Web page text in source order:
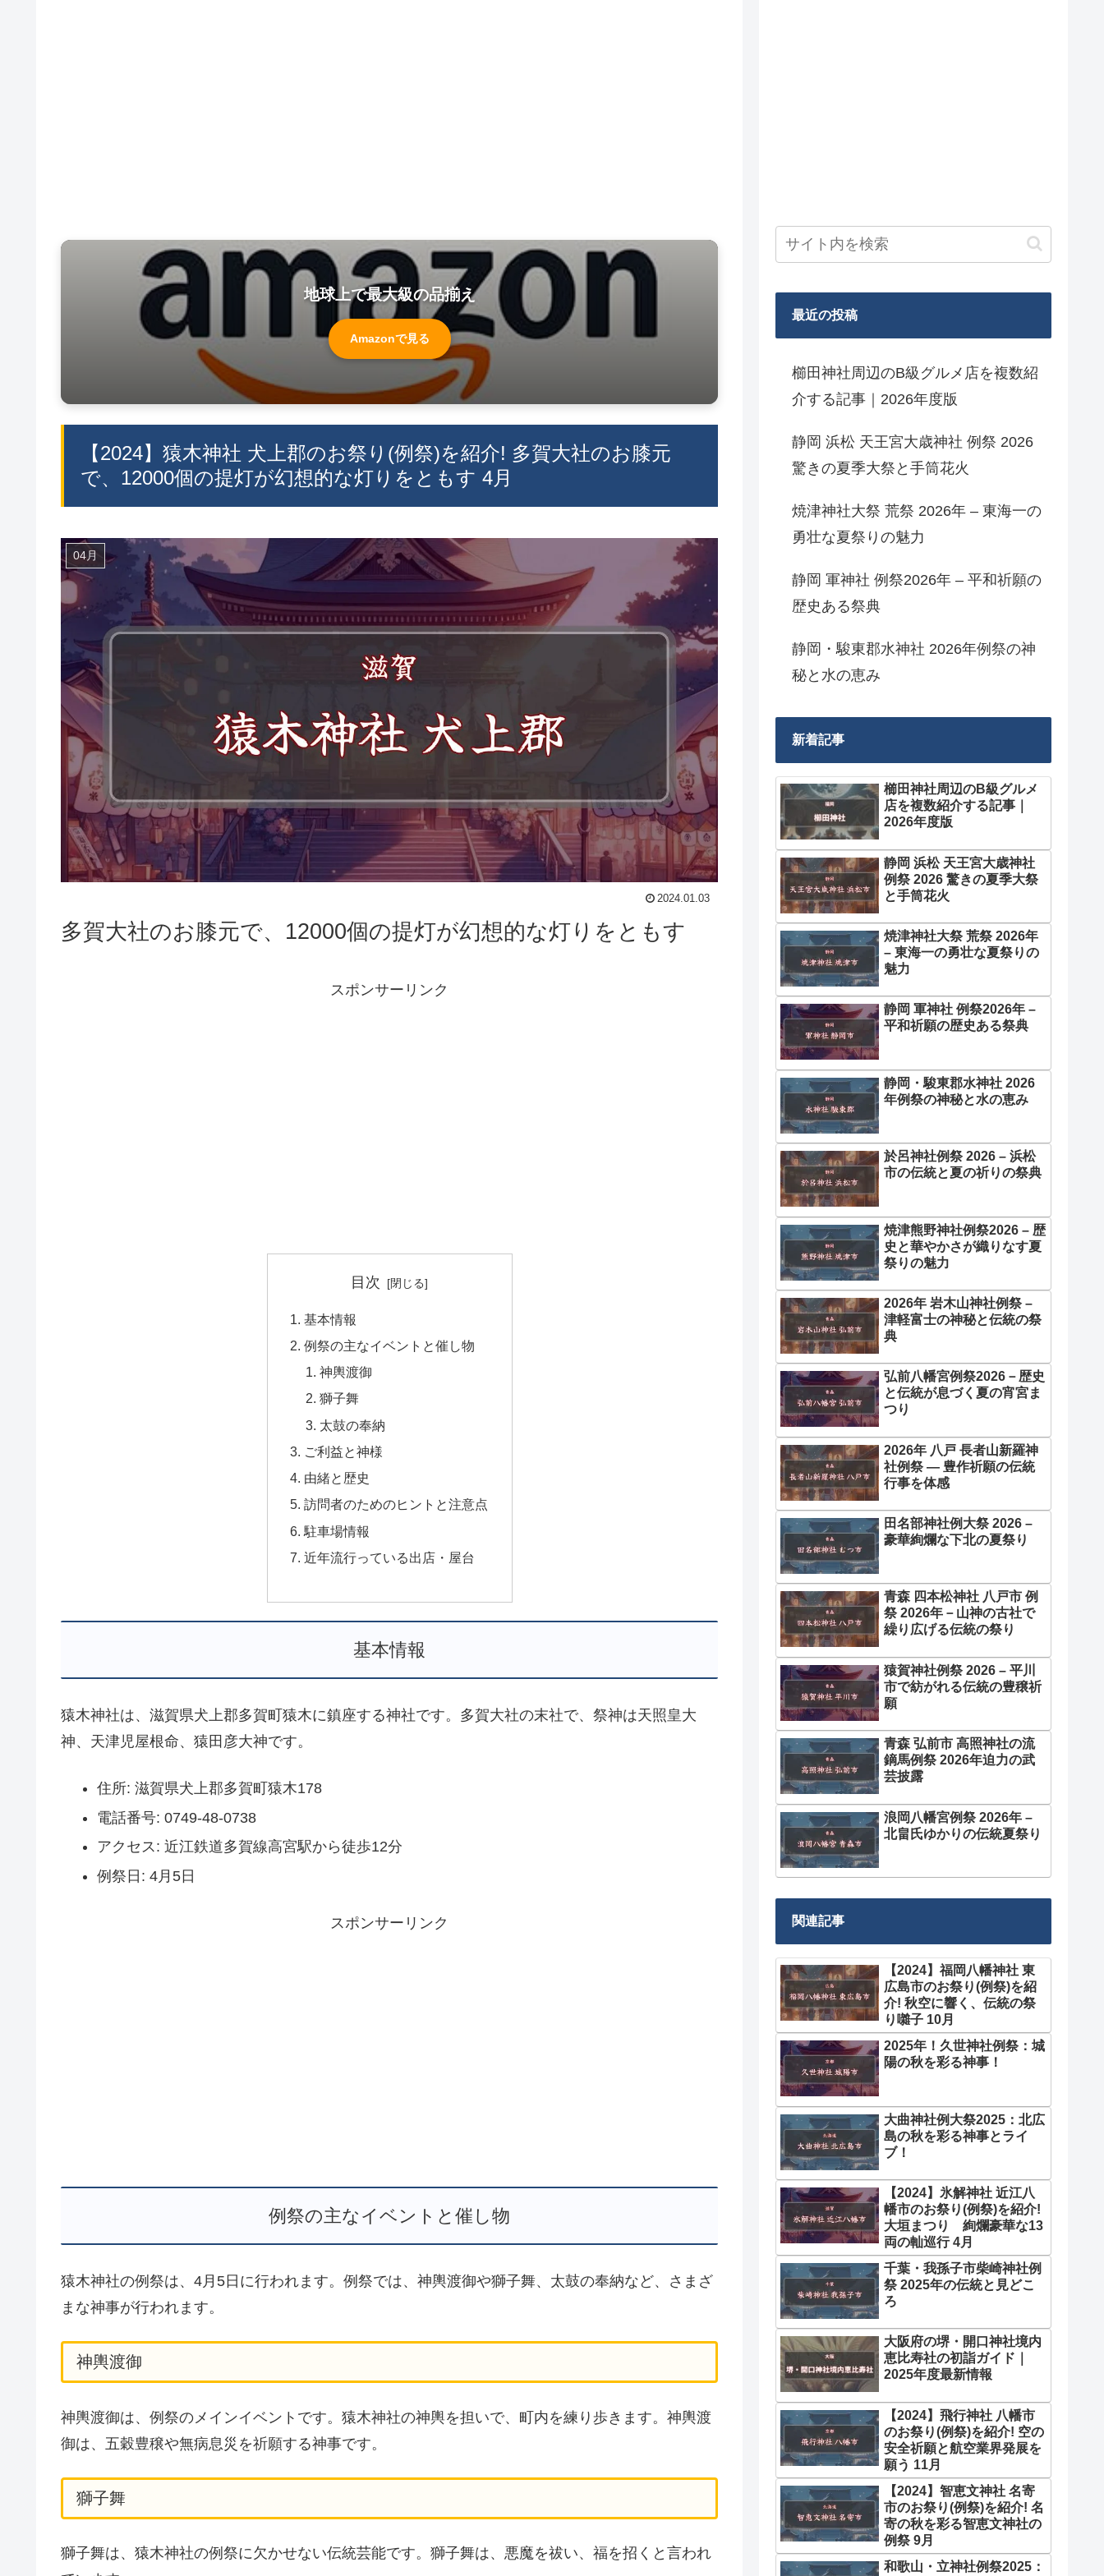
地球上で最大級の品揃え
Amazonで見る
【2024】猿木神社 犬上郡のお祭り(例祭)を紹介! 多賀大社のお膝元
で、12000個の提灯が幻想的な灯りをともす 4月
04月
2024.01.03
多賀大社のお膝元で、12000個の提灯が幻想的な灯りをともす
スポンサーリンク
目次
基本情報
例祭の主なイベントと催し物
神輿渡御
獅子舞
太鼓の奉納
ご利益と神様
由緒と歴史
訪問者のためのヒントと注意点
駐車場情報
近年流行っている出店・屋台
基本情報
猿木神社は、滋賀県犬上郡多賀町猿木に鎮座する神社です。多賀大社の末社で、祭神は天照皇大
神、天津児屋根命、猿田彦大神です。
住所: 滋賀県犬上郡多賀町猿木178
電話番号: 0749-48-0738
アクセス: 近江鉄道多賀線高宮駅から徒歩12分
例祭日: 4月5日
スポンサーリンク
例祭の主なイベントと催し物
猿木神社の例祭は、4月5日に行われます。例祭では、神輿渡御や獅子舞、太鼓の奉納など、さまざ
まな神事が行われます。
神輿渡御
神輿渡御は、例祭のメインイベントです。猿木神社の神輿を担いで、町内を練り歩きます。神輿渡
御は、五穀豊穣や無病息災を祈願する神事です。
獅子舞
獅子舞は、猿木神社の例祭に欠かせない伝統芸能です。獅子舞は、悪魔を祓い、福を招くと言われ
最近の投稿
櫛田神社周辺のB級グルメ店を複数紹
介する記事｜2026年度版
静岡 浜松 天王宮大歳神社 例祭 2026
驚きの夏季大祭と手筒花火
焼津神社大祭 荒祭 2026年 – 東海一の
勇壮な夏祭りの魅力
静岡 軍神社 例祭2026年 – 平和祈願の
歴史ある祭典
静岡・駿東郡水神社 2026年例祭の神
秘と水の恵み
新着記事
櫛田神社周辺のB級グルメ
店を複数紹介する記事｜
2026年度版
静岡 浜松 天王宮大歳神社
例祭 2026 驚きの夏季大祭
と手筒花火
焼津神社大祭 荒祭 2026年
– 東海一の勇壮な夏祭りの
魅力
静岡 軍神社 例祭2026年 –
平和祈願の歴史ある祭典
静岡・駿東郡水神社 2026
年例祭の神秘と水の恵み
於呂神社例祭 2026 – 浜松
市の伝統と夏の祈りの祭典
焼津熊野神社例祭2026 – 歴
史と華やかさが織りなす夏
祭りの魅力
2026年 岩木山神社例祭 –
津軽富士の神秘と伝統の祭
典
弘前八幡宮例祭2026－歴史
と伝統が息づく夏の宵宮ま
つり
2026年 八戸 長者山新羅神
社例祭 ― 豊作祈願の伝統
行事を体感
田名部神社例大祭 2026 –
豪華絢爛な下北の夏祭り
青森 四本松神社 八戸市 例
祭 2026年－山神の古社で
繰り広げる伝統の祭り
猿賀神社例祭 2026 – 平川
市で紡がれる伝統の豊穣祈
願
青森 弘前市 高照神社の流
鏑馬例祭 2026年迫力の武
芸披露
浪岡八幡宮例祭 2026年 –
北畠氏ゆかりの伝統夏祭り
関連記事
【2024】福岡八幡神社 東
広島市のお祭り(例祭)を紹
介! 秋空に響く、伝統の祭
り囃子 10月
2025年！久世神社例祭：城
陽の秋を彩る神事！
大曲神社例大祭2025：北広
島の秋を彩る神事とライ
ブ！
【2024】氷解神社 近江八
幡市のお祭り(例祭)を紹介!
大垣まつり 絢爛豪華な13
両の軕巡行 4月
千葉・我孫子市柴崎神社例
祭 2025年の伝統と見どこ
ろ
大阪府の堺・開口神社境内
恵比寿社の初詣ガイド｜
2025年度最新情報
【2024】飛行神社 八幡市
のお祭り(例祭)を紹介! 空の
安全祈願と航空業界発展を
願う 11月
【2024】智恵文神社 名寄
市のお祭り(例祭)を紹介! 名
寄の秋を彩る智恵文神社の
例祭 9月
和歌山・立神社例祭2025：